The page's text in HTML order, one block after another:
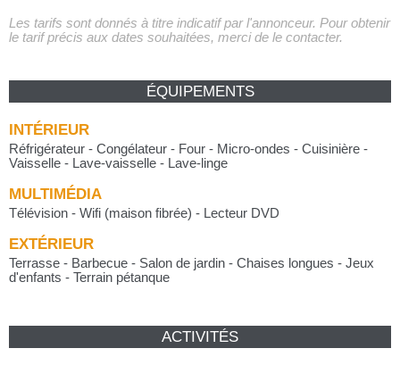
Les tarifs sont donnés à titre indicatif par l'annonceur. Pour obtenir
le tarif précis aux dates souhaitées, merci de le contacter.
ÉQUIPEMENTS
INTÉRIEUR
Réfrigérateur - Congélateur - Four - Micro-ondes - Cuisinière -
Vaisselle - Lave-vaisselle - Lave-linge
MULTIMÉDIA
Télévision - Wifi (maison fibrée) - Lecteur DVD
EXTÉRIEUR
Terrasse - Barbecue - Salon de jardin - Chaises longues - Jeux
d'enfants - Terrain pétanque
ACTIVITÉS